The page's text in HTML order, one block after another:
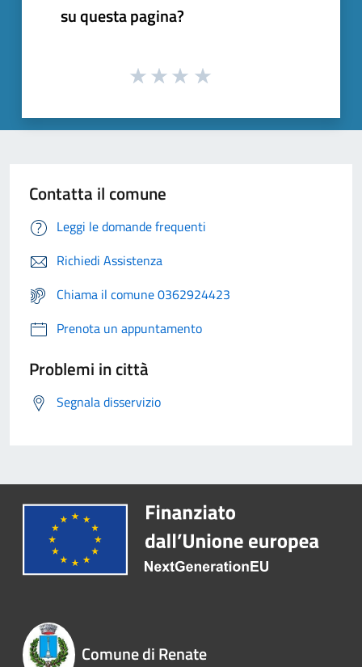
su questa pagina?
Contatta il comune
Leggi le domande frequenti
Richiedi Assistenza
Chiama il comune 0362924423
Prenota un appuntamento
Problemi in città
Segnala disservizio
Comune di Renate